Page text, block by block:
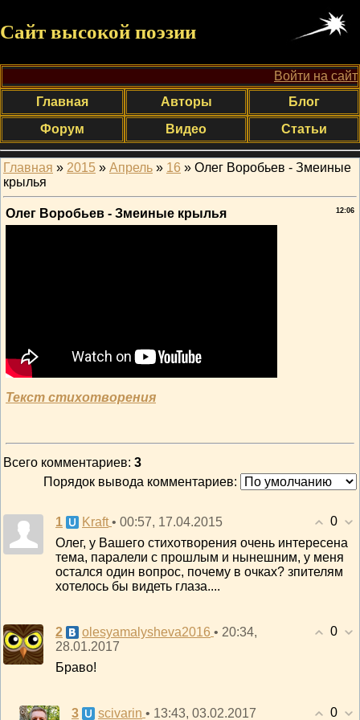
Сайт высокой поэзии
Войти на сайт
Главная
Авторы
Блог
Форум
Видео Статьи
Главная » 2015 » Апрель » 16 » Олег Воробьев - Змеиные
крылья
12:06
Олег Воробьев - Змеиные крылья
Текст стихотворения
Всего комментариев: 3
Порядок вывода комментариев:
0
1 Kraft • 00:57, 17.04.2015
Олег, у Вашего стихотворения очень интересена
тема, паралели с прошлым и нынешним, у меня
остался один вопрос, почему в очках? зпителям
хотелось бы видеть глаза....
0
2 olesyamalysheva2016 • 20:34,
28.01.2017
Браво!
0
3 scivarin • 13:43, 03.02.2017